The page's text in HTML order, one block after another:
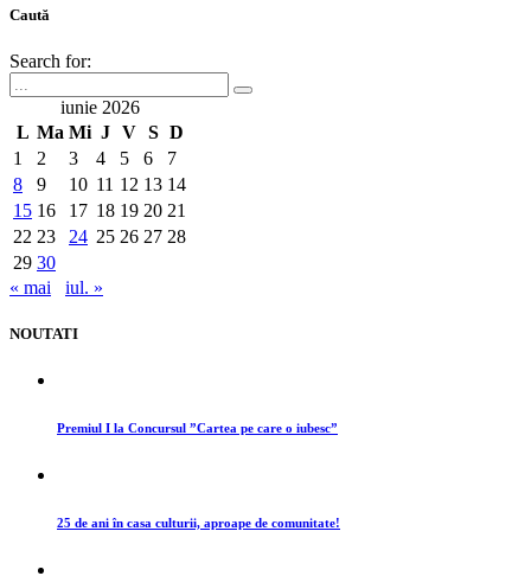
Caută
Search for:
iunie 2026
L Ma Mi J V S D
1
2 3 4 5 6
7
8
9 10 11 12 13 14
15 16 17 18 19 20 21
22 23 24 25 26 27 28
29 30
« mai
iul. »
NOUTATI
Premiul I la Concursul ”Cartea pe care o iubesc”
25 de ani în casa culturii, aproape de comunitate!